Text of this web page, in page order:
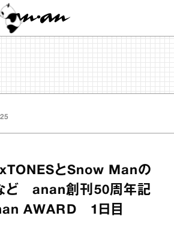
とSnow Manの
ど anan創刊50周年記
AWARD 1日目